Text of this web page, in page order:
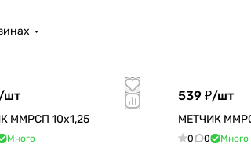
шт
ММРСП 10х1,25
Много
539 ₽/шт
МЕТЧИК
0 0 Много